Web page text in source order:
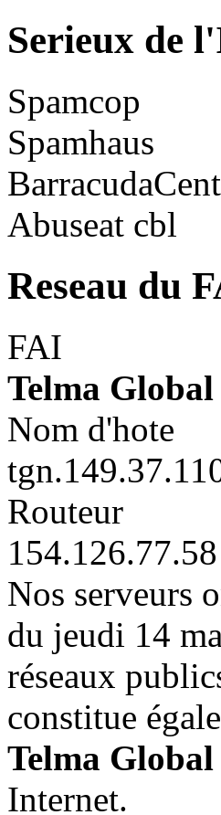
Serieux de
Spamcop
Spamhaus
Abuseat cbl
Reseau du
FAI
Telma
Nom d'hote
Routeur
154.126.77.58
Nos serveurs
du jeudi 14
réseaux
constitue
Telma
Internet.